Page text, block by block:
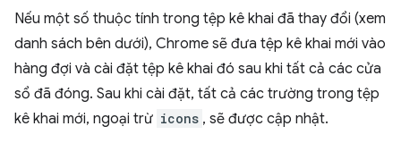
Nếu một số thuộc tính trong tệp kê khai đã thay đổi (xem
danh sách bên dưới), Chrome sẽ đưa tệp kê khai mới vào
hàng đợi và cài đặt tệp kê khai đó sau khi tất cả các cửa
sổ đã đóng. Sau khi cài đặt, tất cả các trường trong tệp
kê khai mới, ngoại trừ icons , sẽ được cập nhật.